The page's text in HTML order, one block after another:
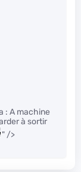
: A machine
à sortir
" />